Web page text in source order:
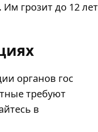
грозит до 12 лет
органов гос
требуют
в